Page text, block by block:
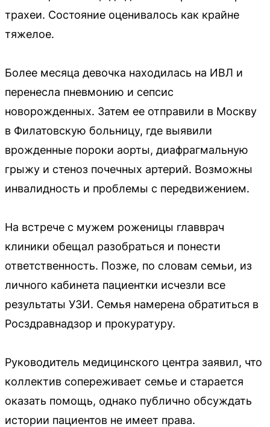
трахеи. Состояние оценивалось как крайне
тяжелое.
Более месяца девочка находилась на ИВЛ и
перенесла пневмонию и сепсис
новорожденных. Затем ее отправили в Москву
в Филатовскую больницу, где выявили
врожденные пороки аорты, диафрагмальную
грыжу и стеноз почечных артерий. Возможны
инвалидность и проблемы с передвижением.
На встрече с мужем роженицы главврач
клиники обещал разобраться и понести
ответственность. Позже, по словам семьи, из
личного кабинета пациентки исчезли все
результаты УЗИ. Семья намерена обратиться в
Росздравнадзор и прокуратуру.
Руководитель медицинского центра заявил, что
коллектив сопереживает семье и старается
оказать помощь, однако публично обсуждать
истории пациентов не имеет права.